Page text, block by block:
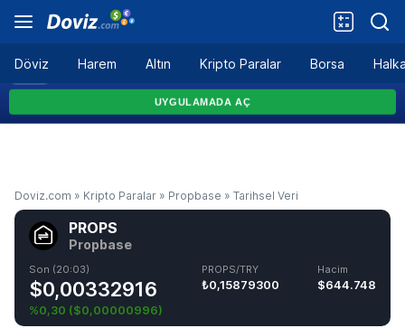
Döviz Harem Altın Kripto Paralar Borsa
Doviz.com » Kripto Paralar » Propbase » Tarihsel Veri
PROPS
Propbase
Son (20:03)
$0,00332916
%0,30 ($0,00000996)
PROPS/TRY
₺0,15879300
Hacim
$644.748